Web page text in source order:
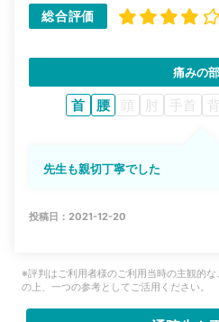
総合評価
痛みの
首 腰 頭 肘 手首
先生も親切丁寧でした
投稿日：2021-12-20
※評判はご利用者様のご利用当時の主観的
の上、一つの参考としてご活用ください。